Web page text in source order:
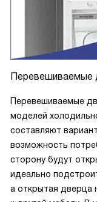
Перевешиваемые
Перевешиваемые
моделей
составляют
возможность
сторону будут
идеально
а открытая дверца